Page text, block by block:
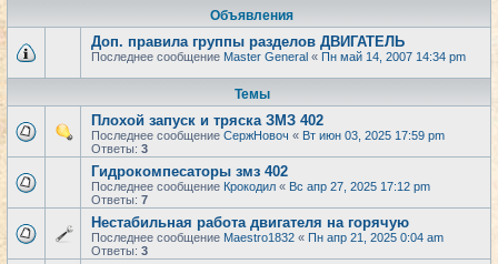
Объявления
Доп. правила группы разделов ДВИГАТЕЛЬ
Последнее сообщение Master General « Пн май 14, 2007 14:34 pm
Темы
Плохой запуск и тряска ЗМЗ 402
Последнее сообщение СержНовоч « Вт июн 03, 2025 17:59 pm
Ответы: 3
Гидрокомпесаторы змз 402
Последнее сообщение Крокодил « Вс апр 27, 2025 17:12 pm
Ответы: 7
Нестабильная работа двигателя на горячую
Последнее сообщение Maestro1832 « Пн апр 21, 2025 0:04 am
Ответы: 3